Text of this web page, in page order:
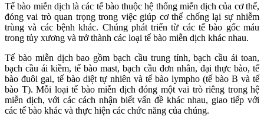
Tế bào miễn dịch là các tế bào thuộc hệ thống miễn dịch của cơ thể,
đóng vai trò quan trọng trong việc giúp cơ thể chống lại sự nhiễm
trùng và các bệnh khác. Chúng phát triển từ các tế bào gốc máu
trong tủy xương và trở thành các loại tế bào miễn dịch khác nhau.
Tế bào miễn dịch bao gồm bạch cầu trung tính, bạch cầu ái toan,
bạch cầu ái kiềm, tế bào mast, bạch cầu đơn nhân, đại thực bào, tế
bào đuôi gai, tế bào diệt tự nhiên và tế bào lympho (tế bào B và tế
bào T). Mỗi loại tế bào miễn dịch đóng một vai trò riêng trong hệ
miễn dịch, với các cách nhận biết vấn đề khác nhau, giao tiếp với
các tế bào khác và thực hiện các chức năng của chúng.